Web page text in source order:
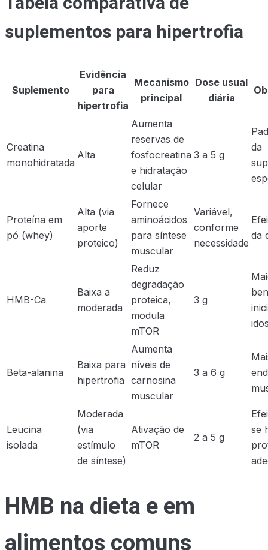
suplementos para hipertrofia
Suplemento
Evidência
para
hipertrofia
Mecanismo
principal
Dose usual
diária
Creatina
monohidratada
Alta
Aumenta
reservas de
fosfocreatina
e hidratação
celular
3 a 5 g
da
Proteína em
pó (whey)
Alta (via
aporte
proteico)
Fornece
aminoácidos
para síntese
muscular
Variável,
conforme
necessidade
da
HMB-Ca
Baixa a
moderada
Reduz
degradação
proteica,
modula
mTOR
3 g
Beta-alanina
Baixa para
hipertrofia
Aumenta
níveis de
carnosina
muscular
3 a 6 g
Leucina
isolada
Moderada
(via
estímulo
de síntese)
Ativação de
mTOR
2 a 5 g
se
HMB na dieta e em